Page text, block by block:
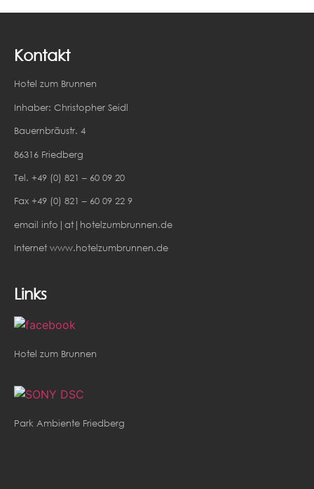
Kontakt
Hotel zum Brunnen
Inhaber: Christopher Seidl
Bauernbräustr. 4
86316 Friedberg
Tel. +49 (0) 821 – 60 09 20
Fax +49 (0) 821 – 60 09 22 9
email info|at|hotelzumbrunnen.de
Internet www.hotelzumbrunnen.de
Links
Hotel zum Brunnen
Park Ambiente Friedberg